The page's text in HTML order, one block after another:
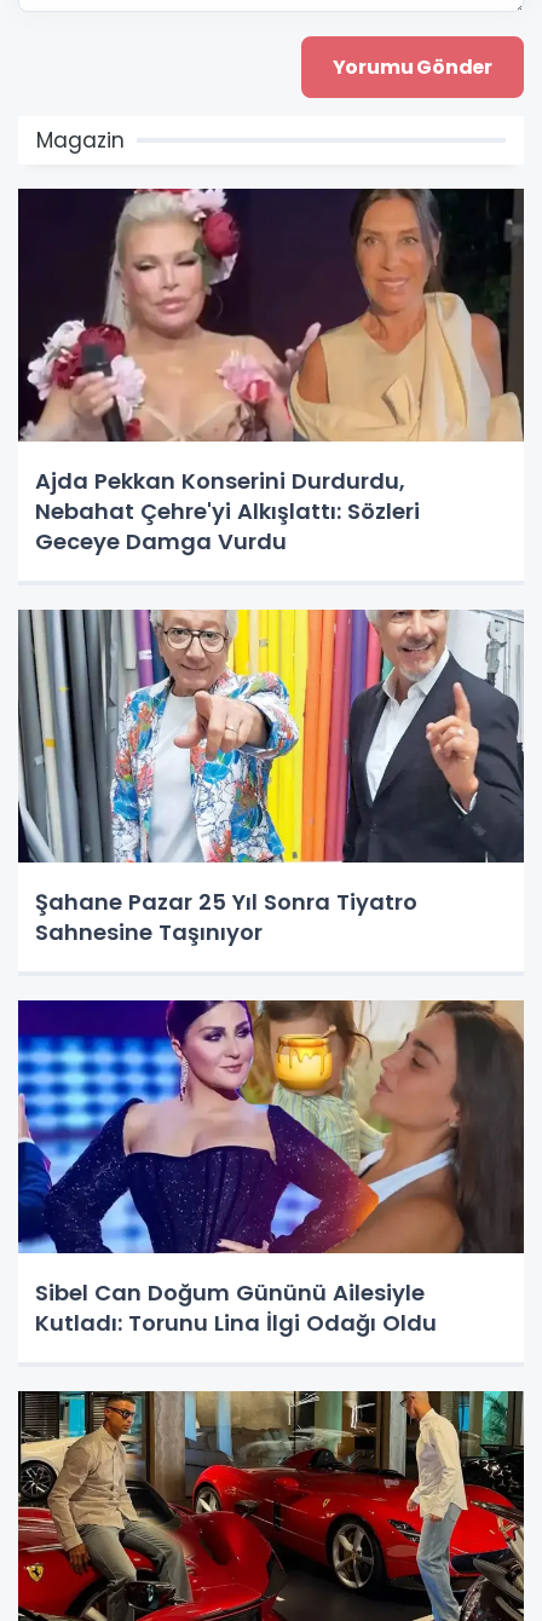
Magazin
Ajda Pekkan Konserini Durdurdu,
Nebahat Çehre'yi Alkışlattı: Sözleri
Geceye Damga Vurdu
Şahane Pazar 25 Yıl Sonra Tiyatro
Sahnesine Taşınıyor
Sibel Can Doğum Gününü Ailesiyle
Kutladı: Torunu Lina İlgi Odağı Oldu